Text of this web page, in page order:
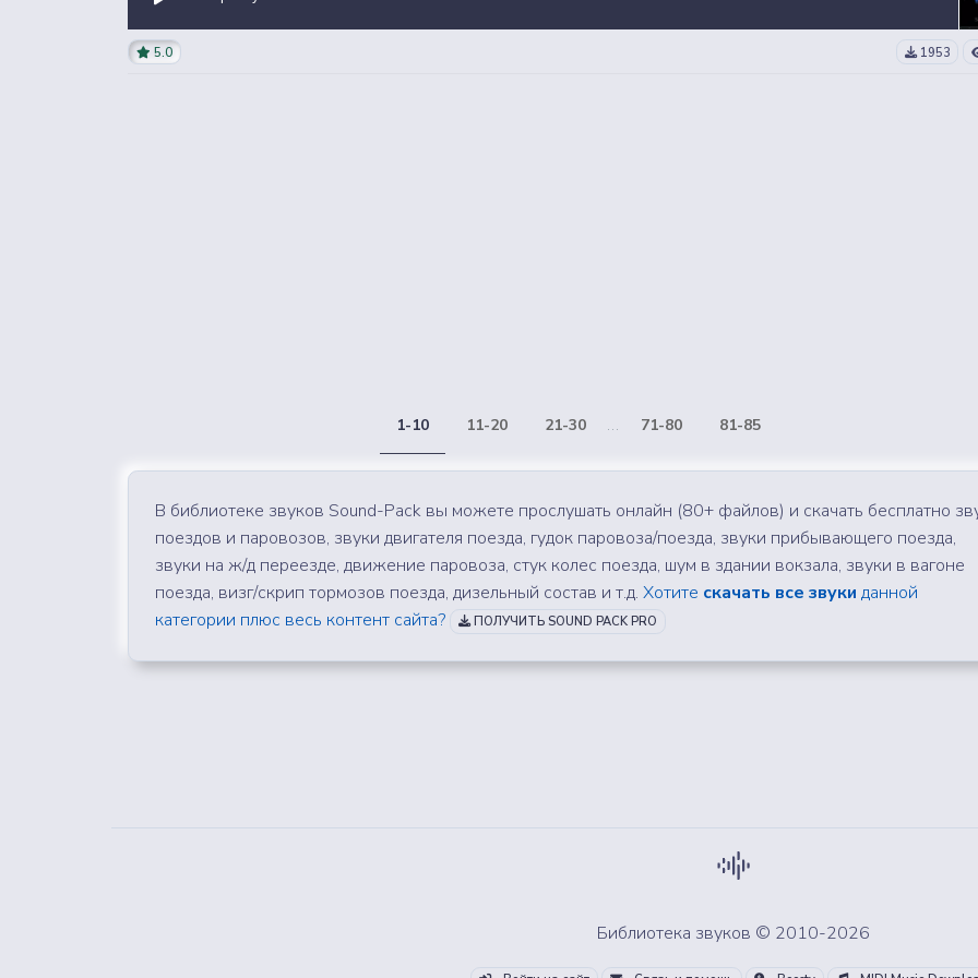
5.0 1953
1-10 11-20 21-30 ... 71-80 81-85
В библиотеке звуков Sound-Pack вы можете прослушать онлайн (80+ файлов) и скачать бесплатно
поездов и паровозов, звуки двигателя поезда, гудок паровоза/поезда, звуки прибывающего поезда,
звуки на ж/д переезде, движение паровоза, стук колес поезда, шум в здании вокзала, звуки в вагоне
поезда, визг/скрип тормозов поезда, дизельный состав и т.д. Хотите скачать все звуки данной
категории плюс весь контент сайта?
ПОЛУЧИТЬ SOUND PACK PRO
Библиотека звуков © 2010-2026